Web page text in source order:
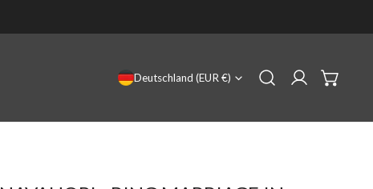
LAND/REGION
Deutschland (EUR €)
Einloggen